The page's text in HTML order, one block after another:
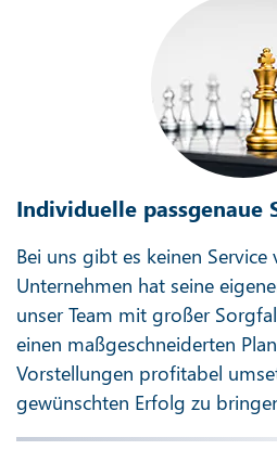
Individuelle passgenaue
Bei uns gibt es keinen Service
Unternehmen hat seine
unser Team mit großer
einen maßgeschneiderten
Vorstellungen profitabel
gewünschten Erfolg zu